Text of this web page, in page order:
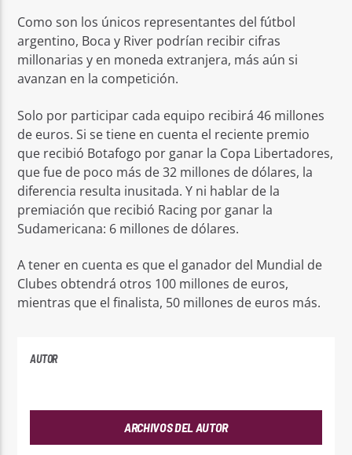
Como son los únicos representantes del fútbol
argentino, Boca y River podrían recibir cifras
millonarias y en moneda extranjera, más aún si
avanzan en la competición.
Solo por participar cada equipo recibirá 46 millones
de euros. Si se tiene en cuenta el reciente premio
que recibió Botafogo por ganar la Copa Libertadores,
que fue de poco más de 32 millones de dólares, la
diferencia resulta inusitada. Y ni hablar de la
premiación que recibió Racing por ganar la
Sudamericana: 6 millones de dólares.
A tener en cuenta es que el ganador del Mundial de
Clubes obtendrá otros 100 millones de euros,
mientras que el finalista, 50 millones de euros más.
AUTOR
ARCHIVOS DEL AUTOR